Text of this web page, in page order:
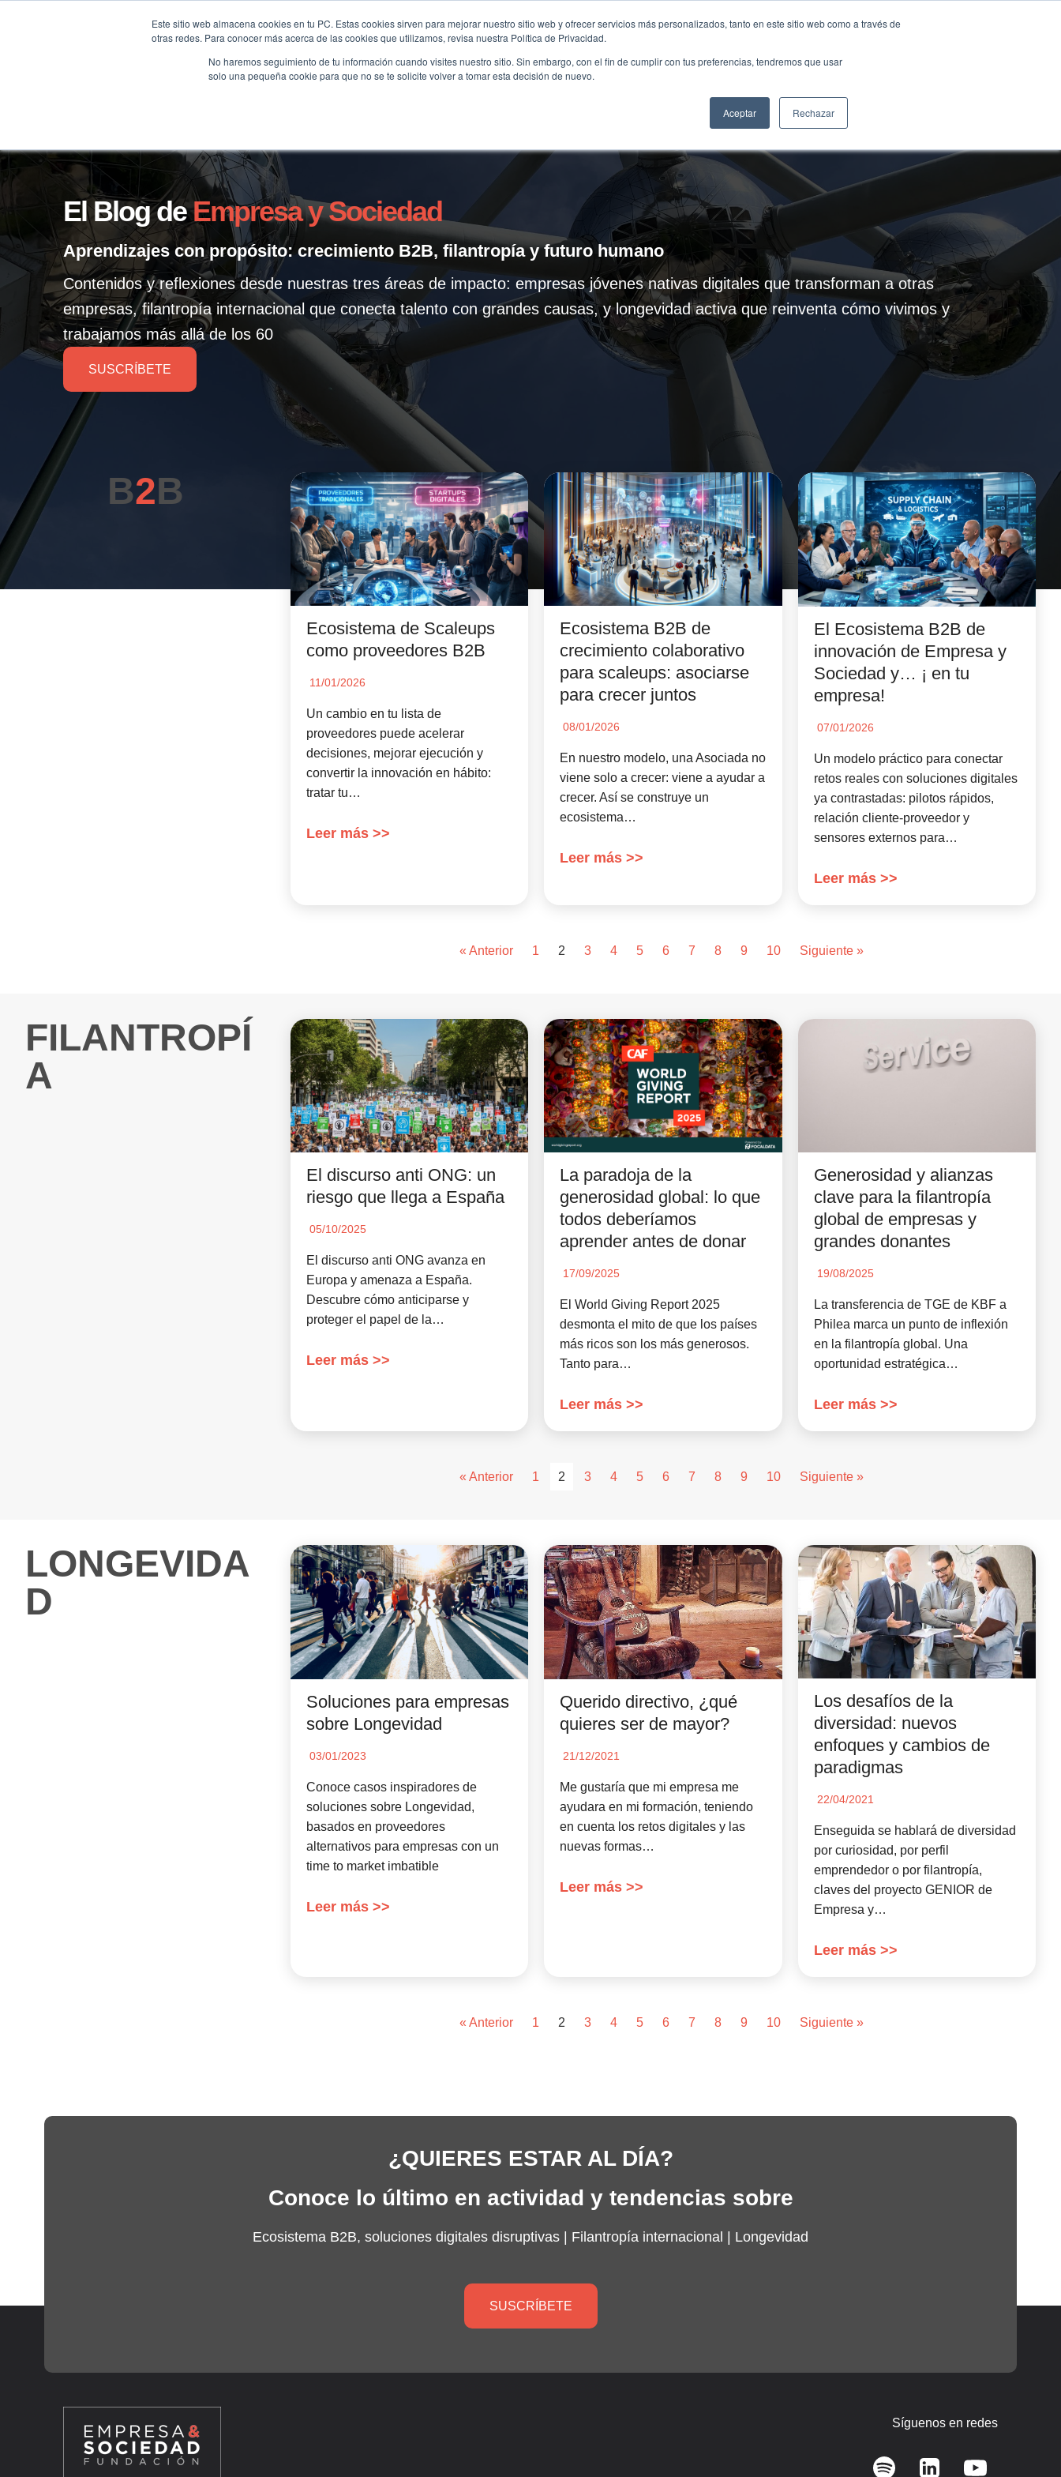
Este sitio web almacena cookies en tu PC. Estas cookies sirven para mejorar nuestro sitio web y ofrecer servicios más personalizados, tanto en este sitio web como a través de
otras redes. Para conocer más acerca de las cookies que utilizamos, revisa nuestra Política de Privacidad.
No haremos seguimiento de tu información cuando visites nuestro sitio. Sin embargo, con el fin de cumplir con tus preferencias, tendremos que usar
solo una pequeña cookie para que no se te solicite volver a tomar esta decisión de nuevo.
Aceptar Rechazar
HOME B2B FILANTROPÍA LONGEVIDAD
El Blog deEmpresa y Sociedad
Aprendizajes con propósito: crecimiento B2B, filantropía y futuro humano
Contenidos y reflexiones desde nuestras tres áreas de impacto: empresas jóvenes nativas digitales que transforman a otras
empresas, filantropía internacional que conecta talento con grandes causas, y longevidad activa que reinventa cómo vivimos y
trabajamos más allá de los 60
SUSCRÍBETE
B2B
Ecosistema de Scaleups
como proveedores B2B
11/01/2026
Un cambio en tu lista de
proveedores puede acelerar
decisiones, mejorar ejecución y
convertir la innovación en hábito:
tratar tu…
Leer más >>
Ecosistema B2B de
crecimiento colaborativo
para scaleups: asociarse
para crecer juntos
08/01/2026
En nuestro modelo, una Asociada no
viene solo a crecer: viene a ayudar a
crecer. Así se construye un
ecosistema…
Leer más >>
El Ecosistema B2B de
innovación de Empresa y
Sociedad y… ¡ en tu
empresa!
07/01/2026
Un modelo práctico para conectar
retos reales con soluciones digitales
ya contrastadas: pilotos rápidos,
relación cliente-proveedor y
sensores externos para…
Leer más >>
« Anterior 1 2 3 4 5 6 7 8 9 10 Siguiente »
FILANTROPÍ
A
El discurso anti ONG: un
riesgo que llega a España
05/10/2025
El discurso anti ONG avanza en
Europa y amenaza a España.
Descubre cómo anticiparse y
proteger el papel de la…
Leer más >>
La paradoja de la
generosidad global: lo que
todos deberíamos
aprender antes de donar
17/09/2025
El World Giving Report 2025
desmonta el mito de que los países
más ricos son los más generosos.
Tanto para…
Leer más >>
Generosidad y alianzas
clave para la filantropía
global de empresas y
grandes donantes
19/08/2025
La transferencia de TGE de KBF a
Philea marca un punto de inflexión
en la filantropía global. Una
oportunidad estratégica…
Leer más >>
« Anterior 1 2 3 4 5 6 7 8 9 10 Siguiente »
LONGEVIDA
D
Soluciones para empresas
sobre Longevidad
03/01/2023
Conoce casos inspiradores de
soluciones sobre Longevidad,
basados en proveedores
alternativos para empresas con un
time to market imbatible
Leer más >>
Querido directivo, ¿qué
quieres ser de mayor?
21/12/2021
Me gustaría que mi empresa me
ayudara en mi formación, teniendo
en cuenta los retos digitales y las
nuevas formas…
Leer más >>
Los desafíos de la
diversidad: nuevos
enfoques y cambios de
paradigmas
22/04/2021
Enseguida se hablará de diversidad
por curiosidad, por perfil
emprendedor o por filantropía,
claves del proyecto GENIOR de
Empresa y…
Leer más >>
« Anterior 1 2 3 4 5 6 7 8 9 10 Siguiente »
¿QUIERES ESTAR AL DÍA?
Conoce lo último en actividad y tendencias sobre
Ecosistema B2B, soluciones digitales disruptivas | Filantropía internacional Longevidad
SUSCRÍBETE
Síguenos en redes